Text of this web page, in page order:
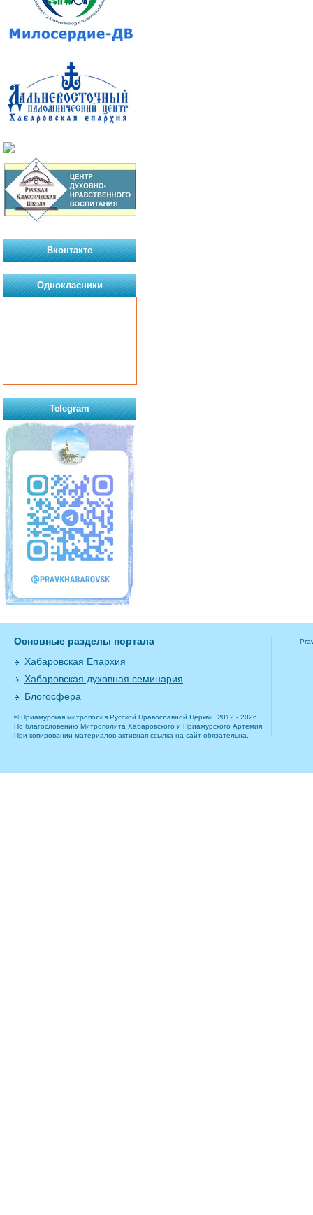
Вконтакте
Однокласники
Telegram
Основные разделы портала
Хабаровская Епархия
Хабаровская духовная семинария
Блогосфера
© Приамурская митрополия Русской Православной Церкви, 2012 - 2026
По благословению Митрополита Хабаровского и Приамурского Артемия.
При копировании материалов активная ссылка на сайт обязательна.